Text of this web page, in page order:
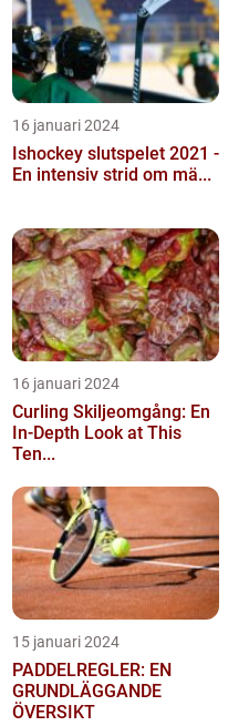
16 januari 2024
Ishockey slutspelet 2021 -
En intensiv strid om mä...
16 januari 2024
Curling Skiljeomgång: En
In-Depth Look at This
Ten...
15 januari 2024
PADDELREGLER: EN
GRUNDLÄGGANDE
ÖVERSIKT